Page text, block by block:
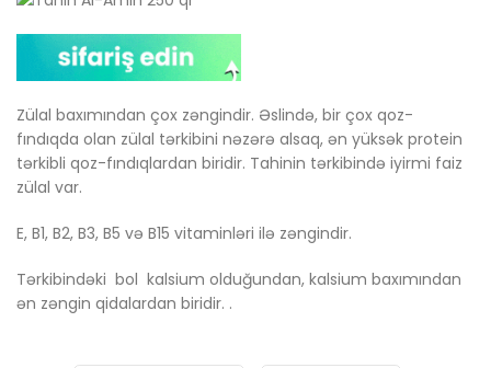
Zülal baxımından çox zəngindir. Əslində, bir çox qoz-
fındıqda olan zülal tərkibini nəzərə alsaq, ən yüksək protein
tərkibli qoz-fındıqlardan biridir. Tahinin tərkibində iyirmi faiz
zülal var.
E, B1, B2, B3, B5 və B15 vitaminləri ilə zəngindir.
Tərkibindəki bol kalsium olduğundan, kalsium baxımından
ən zəngin qidalardan biridir. .